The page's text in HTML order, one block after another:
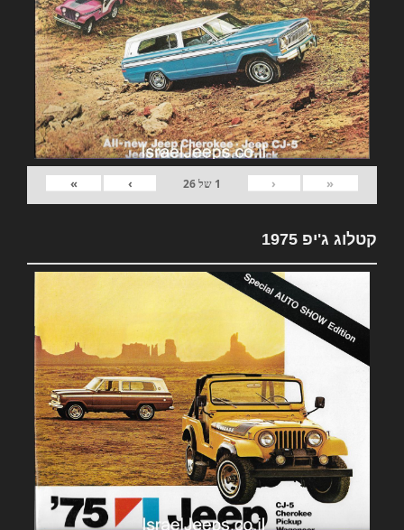
«
‹
1 של26
›
»
קטלוג ג'יפ 1975